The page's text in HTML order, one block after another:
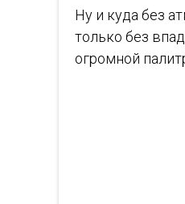
Ну и куда без
только без
огромной